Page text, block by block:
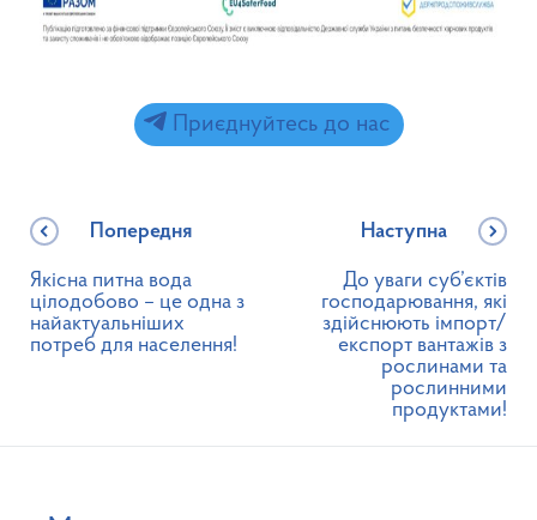
Приєднуйтесь до нас
Попередня
Якісна питна вода
цілодобово – це одна з
найактуальніших
потреб для населення!
Наступна
До уваги суб’єктів
господарювання, які
здійснюють імпорт/
експорт вантажів з
рослинами та
рослинними
продуктами!